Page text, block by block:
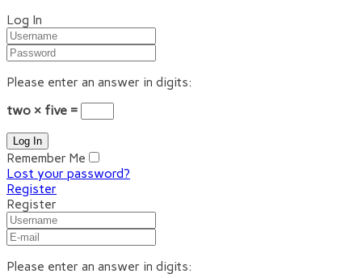
Log In
Please enter an answer in digits:
two × five =
Remember Me
Lost your password?
Register
Register
Please enter an answer in digits: